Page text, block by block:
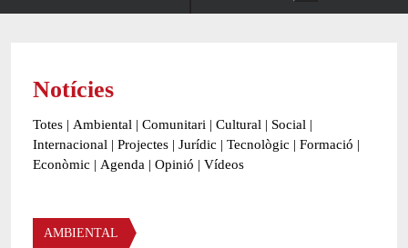
Notícies
Totes | Ambiental | Comunitari | Cultural | Social |
Internacional | Projectes | Jurídic | Tecnològic | Formació |
Econòmic | Agenda | Opinió | Vídeos
Àmbit de la notícia
AMBIENTAL